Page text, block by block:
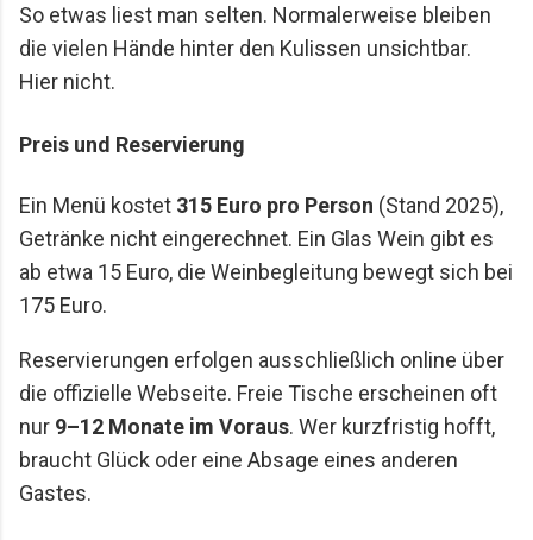
So etwas liest man selten. Normalerweise bleiben
die vielen Hände hinter den Kulissen unsichtbar.
Hier nicht.
Preis und Reservierung
Ein Menü kostet 315 Euro pro Person (Stand 2025),
Getränke nicht eingerechnet. Ein Glas Wein gibt es
ab etwa 15 Euro, die Weinbegleitung bewegt sich bei
175 Euro.
Reservierungen erfolgen ausschließlich online über
die offizielle Webseite. Freie Tische erscheinen oft
nur 9–12 Monate im Voraus. Wer kurzfristig hofft,
braucht Glück oder eine Absage eines anderen
Gastes.